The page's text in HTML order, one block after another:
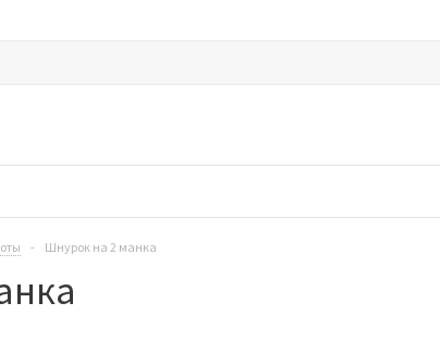
- Шнурок на 2 манка